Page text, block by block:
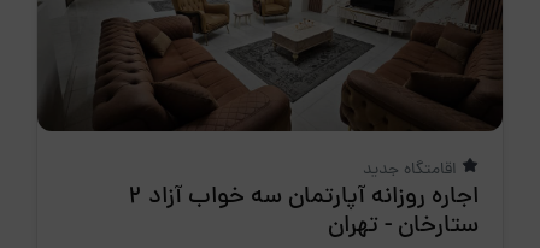
اقامتگاه جدید
اجاره روزانه آپارتمان سه خواب آزاد 2
ستارخان - تهران